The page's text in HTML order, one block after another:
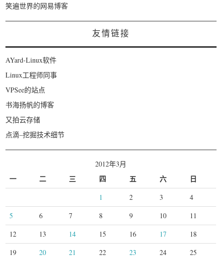
笑遍世界的网易博客
友情链接
AYard-Linux软件
Linux工程师同事
VPSee的站点
书海扬帆的博客
又拍云存储
点滴–挖掘技术细节
2012年3月
一 二 三 四 五 六 日
1 2 3
4
5
6 7 8 9 10
11
12
13 14 15 16 17
18
19
20 21 22 23 24 25